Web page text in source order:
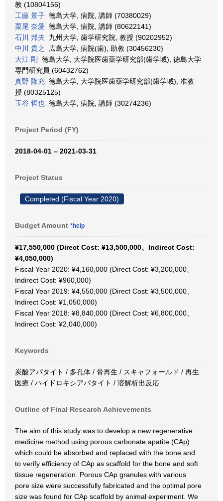
教 (10804156)
工藤 景子 徳島大学, 病院, 講師 (70380029)
栗尾 奈愛 徳島大学, 病院, 講師 (80622141)
石川 邦夫 九州大学, 歯学研究院, 教授 (90202952)
中川 貴之
広島大学, 病院(歯), 助教 (30456230)
大江 剛
徳島大学, 大学院医歯薬学研究部(歯学域), 徳島大学
専門研究員 (60432762)
真野 隆充 徳島大学, 大学院医歯薬学研究部(歯学域), 准教
授 (80325125)
玉谷 哲也 徳島大学, 病院, 講師 (30274236)
Project Period (FY)
2018-04-01 – 2021-03-31
Project Status
Completed (Fiscal Year 2020)
Budget Amount *help
¥17,550,000 (Direct Cost: ¥13,500,000、Indirect Cost:
¥4,050,000)
Fiscal Year 2020: ¥4,160,000 (Direct Cost: ¥3,200,000、
Indirect Cost: ¥960,000)
Fiscal Year 2019: ¥4,550,000 (Direct Cost: ¥3,500,000、
Indirect Cost: ¥1,050,000)
Fiscal Year 2018: ¥8,840,000 (Direct Cost: ¥6,800,000、
Indirect Cost: ¥2,040,000)
Keywords
炭酸アパタイト / 多孔体 / 骨再生 / スキャフォールド / 再生
医療 / ハイドロキシアパタイト / 溶解析出反応
Outline of Final Research Achievements
The aim of this study was to develop a new regenerative
medicine method using porous carbonate apatite (CAp)
which could be absorbed and replaced with the bone and
to verify efficiency of CAp as scaffold for the bone and soft
tissue regeneration. Porous CAp granules with various
pore size were successfully fabricated and the optimal pore
size was found for CAp scaffold by animal experiment. We